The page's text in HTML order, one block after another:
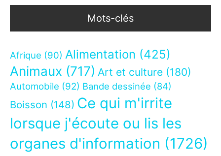
Mots-clés
Afrique (90) Alimentation (425)
Animaux (717) Art et culture (180)
Automobile (92) Bande dessinée (84)
Boisson (148) Ce qui m'irrite
lorsque j'écoute ou lis les
organes d'information (1726)